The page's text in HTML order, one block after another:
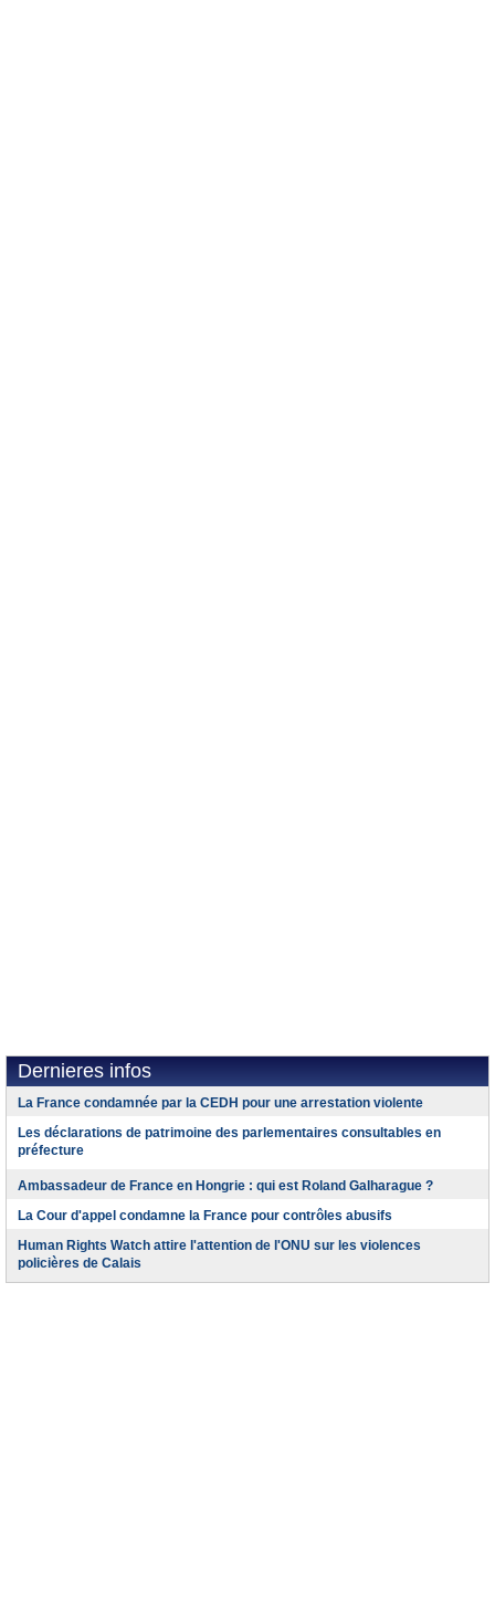
Dernieres infos
La France condamnée par la CEDH pour une arrestation violente
Les déclarations de patrimoine des parlementaires consultables en
préfecture
Ambassadeur de France en Hongrie : qui est Roland Galharague ?
La Cour d'appel condamne la France pour contrôles abusifs
Human Rights Watch attire l'attention de l'ONU sur les violences
policières de Calais